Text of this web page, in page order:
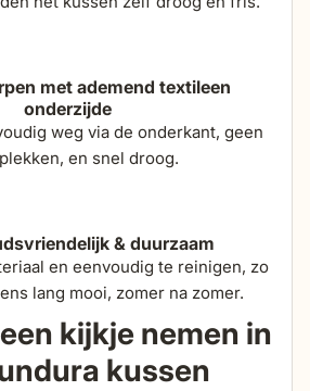
met ademend textileen
onderzijde
weg via de onderkant, geen
en snel droog.
& duurzaam
en eenvoudig te reinigen, zo
lang mooi, zomer na zomer.
kijkje nemen in
kussen